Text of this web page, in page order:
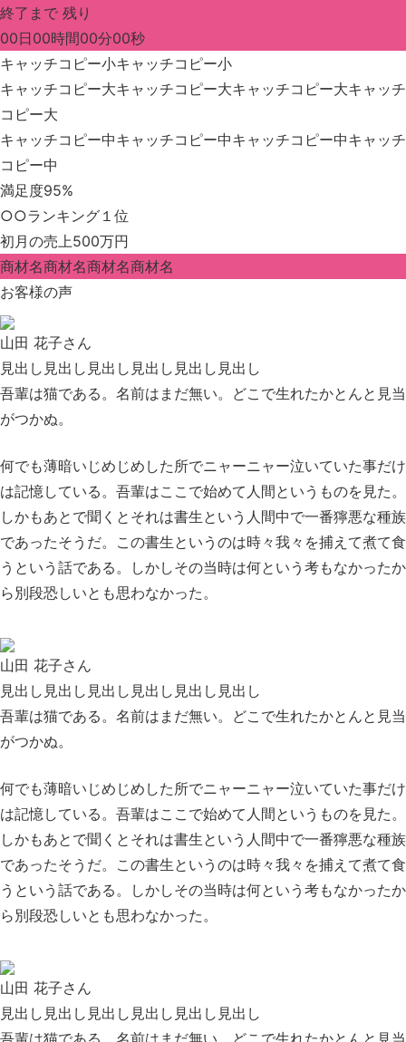
終了まで 残り
00日00時間00分00秒
キャッチコピー小キャッチコピー小
キャッチコピー大キャッチコピー大キャッチコピー大キャッチ
コピー大
キャッチコピー中キャッチコピー中キャッチコピー中キャッチ
コピー中
満足度95%
○○ランキング１位
初月の売上500万円
商材名商材名商材名商材名
お客様の声
山田 花子さん
見出し見出し見出し見出し見出し見出し
吾輩は猫である。名前はまだ無い。どこで生れたかとんと見当
がつかぬ。
何でも薄暗いじめじめした所でニャーニャー泣いていた事だけ
は記憶している。吾輩はここで始めて人間というものを見た。
しかもあとで聞くとそれは書生という人間中で一番獰悪な種族
であったそうだ。この書生というのは時々我々を捕えて煮て食
うという話である。しかしその当時は何という考もなかったか
ら別段恐しいとも思わなかった。
山田 花子さん
見出し見出し見出し見出し見出し見出し
吾輩は猫である。名前はまだ無い。どこで生れたかとんと見当
がつかぬ。
何でも薄暗いじめじめした所でニャーニャー泣いていた事だけ
は記憶している。吾輩はここで始めて人間というものを見た。
しかもあとで聞くとそれは書生という人間中で一番獰悪な種族
であったそうだ。この書生というのは時々我々を捕えて煮て食
うという話である。しかしその当時は何という考もなかったか
ら別段恐しいとも思わなかった。
山田 花子さん
見出し見出し見出し見出し見出し見出し
吾輩は猫である。名前はまだ無い。どこで生れたかとんと見当